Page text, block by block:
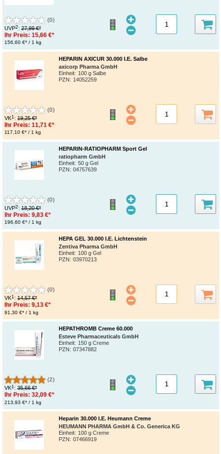
(0)
UVP2: 27,99 €*
Ihr Preis: 15,66 €*
156,60 €* / 1 kg
HEPARIN AXICUR 30.000 I.E. Salbe
axicorp Pharma GmbH
Einheit: 100 g Salbe
PZN: 14052259
(0)
VK1: 19,25 €*
Ihr Preis: 11,71 €*
117,10 €* / 1 kg
HEPARIN-RATIOPHARM Sport Gel
ratiopharm GmbH
Einheit: 50 g Gel
PZN: 04757639
(0)
UVP2: 18,20 €*
Ihr Preis: 9,83 €*
196,60 €* / 1 kg
HEPA GEL 30.000 I.E. Lichtenstein
Zentiva Pharma GmbH
Einheit: 100 g Gel
PZN: 03970213
(0)
VK1: 14,57 €*
Ihr Preis: 9,13 €*
91,30 €* / 1 kg
HEPATHROMB Creme 60.000
Esteve Pharmaceuticals GmbH
Einheit: 150 g Creme
PZN: 07347882
(2)
VK1: 35,66 €*
Ihr Preis: 32,09 €*
213,93 €* / 1 kg
Heparin 30.000 I.E. Heumann Creme
HEUMANN PHARMA GmbH & Co. Generica KG
Einheit: 100 g Creme
PZN: 07466919